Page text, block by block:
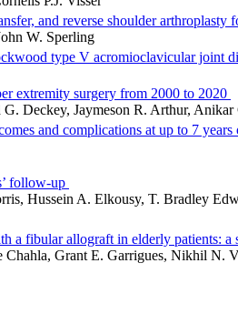
and reverse shoulder arthroplasty
W. Sperling
type V acromioclavicular joint
extremity surgery from 2000 to 2020
Deckey, Jaymeson R. Arthur, Anikar
and complications at up to 7
follow-up
Hussein A. Elkousy, T. Bradley
fibular allograft in elderly patients: a
Chahla, Grant E. Garrigues, Nikhil N.